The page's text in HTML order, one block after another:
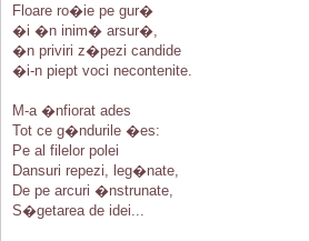
Floare ro�ie pe gur�
�i �n inim� arsur�,
�n priviri z�pezi candide
�i-n piept voci necontenite.
M-a �nfiorat ades
Tot ce g�ndurile �es:
Pe al filelor polei
Dansuri repezi, leg�nate,
De pe arcuri �nstrunate,
S�getarea de idei...